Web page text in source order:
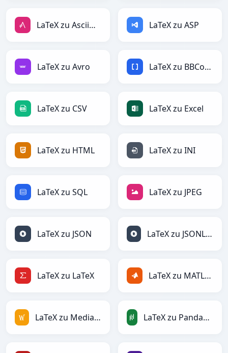
LaTeX zu AsciiDoc LaTeX zu ASP
LaTeX zu Avro LaTeX zu BBCode
LaTeX zu CSV LaTeX zu Excel
LaTeX zu HTML LaTeX zu INI
LaTeX zu SQL LaTeX zu JPEG
LaTeX zu JSON LaTeX zu JSONLines
LaTeX zu LaTeX LaTeX zu MATLAB
LaTeX zu MediaWiki LaTeX zu PandasDataFrame